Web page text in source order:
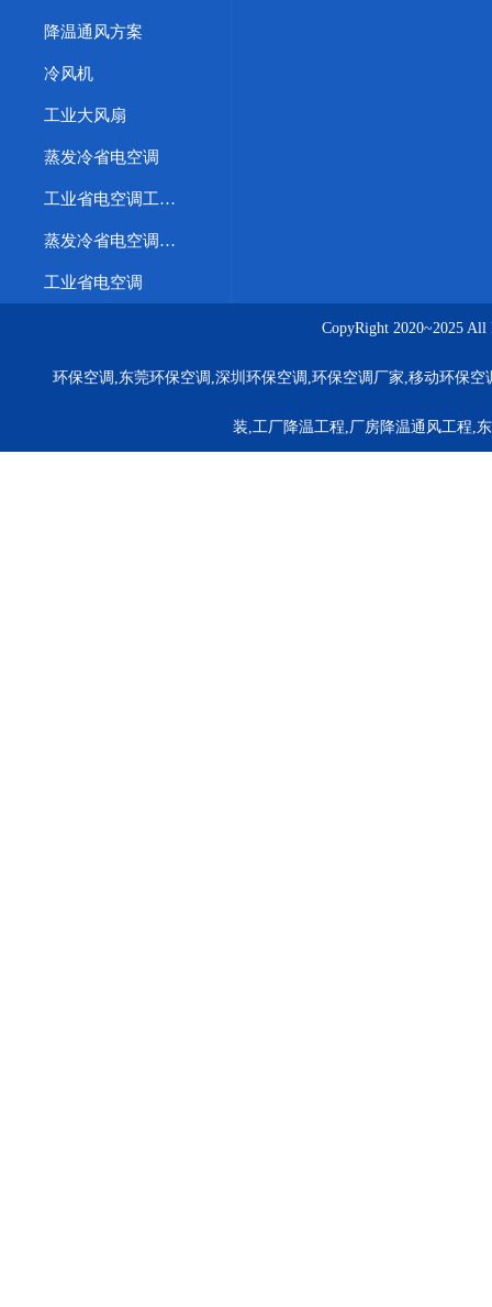
降温通风方案
冷风机
工业大风扇
蒸发冷省电空调
工业省电空调工程案例
蒸发冷省电空调优势
工业省电空调
CopyRight 2020~2025
环保空调,东莞环保空调,深圳环保空调,环保空调厂家,移动环保
装,工厂降温工程,厂房降温通风工程,